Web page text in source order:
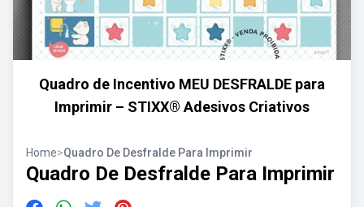
Quadro de Incentivo MEU DESFRALDE para
Imprimir – STIXX® Adesivos Criativos
Home>Quadro De Desfralde Para Imprimir
Quadro De Desfralde Para Imprimir